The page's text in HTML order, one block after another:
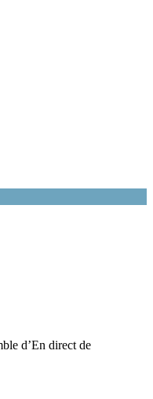
d’En direct de